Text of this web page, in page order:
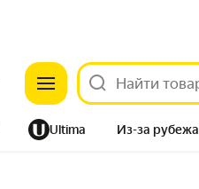
Ultima Из-за рубежа